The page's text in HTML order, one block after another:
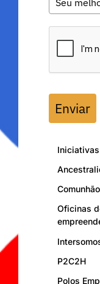
Enviar
Iniciativas
Oficinas
P2C2H
Polos